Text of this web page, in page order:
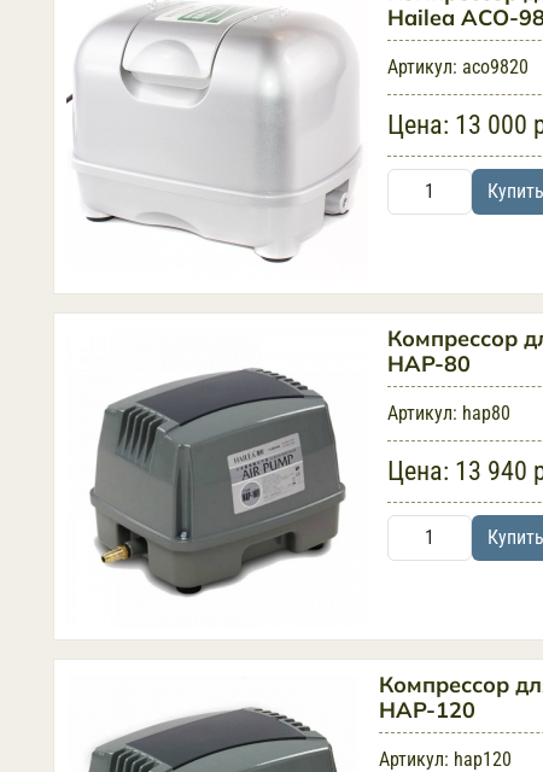
Hailea ACO-
Артикул: aco9820
Цена: 13 000
Купить
Компрессор
HAP-80
Артикул: hap80
Цена: 13 940
Купить
Компрессор
HAP-120
Артикул: hap120